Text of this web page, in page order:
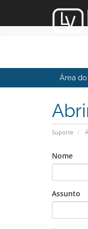
Área
Suporte
Nome
Assunto